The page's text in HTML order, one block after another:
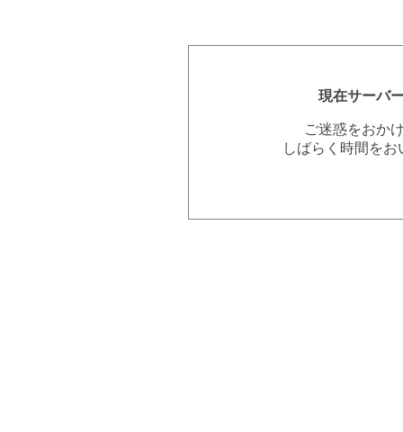
現在サーバ
ご迷惑をおか
しばらく時間を